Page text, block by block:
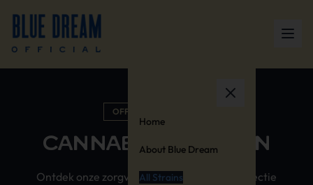
Home
About Blue Dream
All Strains
OFFICIËLE COLLECTIE
CANNABIS SOORTEN
Ontdek onze zorgvuldig samengestelde collectie